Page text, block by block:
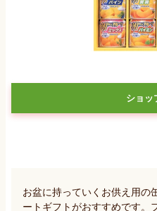
ショッ
お盆に持っていくお供え用の
ートギフトがおすすめです。